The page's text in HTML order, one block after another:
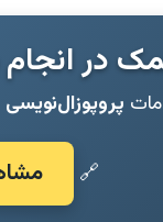
در انجام
پروپوزال‌نویسی
🔗